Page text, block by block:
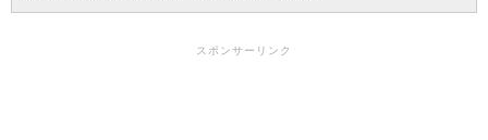
スポンサーリンク